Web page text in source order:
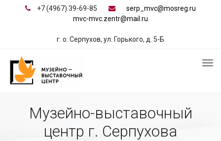
+7 (4967) 39-69-85
serp_mvc@mosreg.ru
mvc-mvc.zentr@mail.ru
г. о. Серпухов, ул. Горького, д. 5-Б
Музейно-выставочный
центр г. Серпухова